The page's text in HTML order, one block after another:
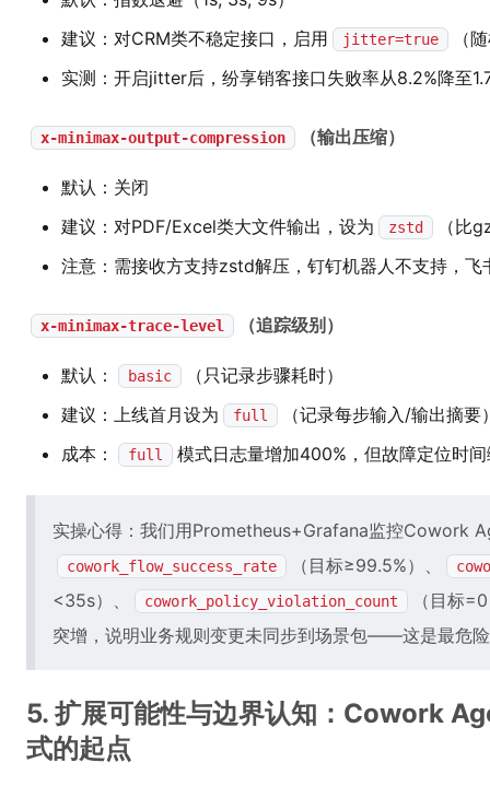
建议：对CRM类不稳定接口，启用
jitter=true
（
实测：开启jitter后，纷享销客接口失败率从8.2%降至
x-minimax-output-compression （输出压缩）
默认：关闭
建议：对PDF/Excel类大文件输出，设为
zstd
（比
注意：需接收方支持zstd解压，钉钉机器人不支持，飞
x-minimax-trace-level （追踪级别）
默认： basic
（只记录步骤耗时）
建议：上线首月设为
full
（记录每步输入/输出摘
成本：
full 模式日志量增加400%，但故障定位时
实操心得：我们用Prometheus+Grafana监控Cowork
cowork_flow_success_rate （目标≥99.5%）、
<35s）、 cowork_policy_violation_count
（目标
突增，说明业务规则变更未同步到场景包——这是最危
5. 扩展可能性与边界认知：Cowork
式的起点